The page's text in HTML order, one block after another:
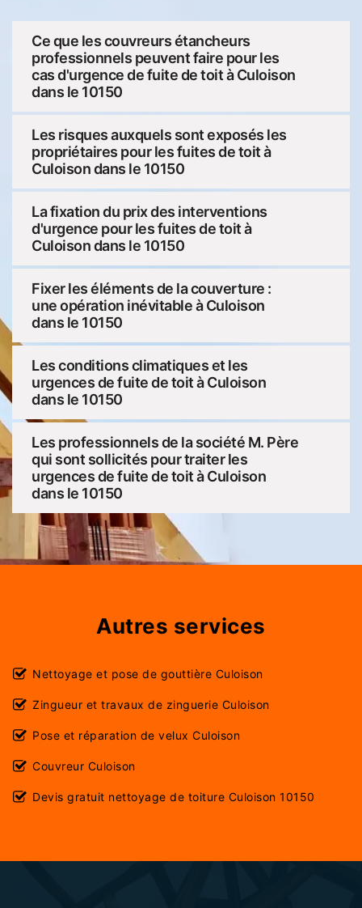
Ce que les couvreurs étancheurs
professionnels peuvent faire pour les
cas d'urgence de fuite de toit à Culoison
dans le 10150
Les risques auxquels sont exposés les
propriétaires pour les fuites de toit à
Culoison dans le 10150
La fixation du prix des interventions
d'urgence pour les fuites de toit à
Culoison dans le 10150
Fixer les éléments de la couverture :
une opération inévitable à Culoison
dans le 10150
Les conditions climatiques et les
urgences de fuite de toit à Culoison
dans le 10150
Les professionnels de la société M. Père
qui sont sollicités pour traiter les
urgences de fuite de toit à Culoison
dans le 10150
Autres services
Nettoyage et pose de gouttière Culoison
Zingueur et travaux de zinguerie Culoison
Pose et réparation de velux Culoison
Couvreur Culoison
Devis gratuit nettoyage de toiture Culoison 10150